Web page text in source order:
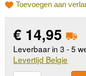
Toevoegen aan
€ 14,95
Leverbaar in 3 - 5
Levertijd Belgie